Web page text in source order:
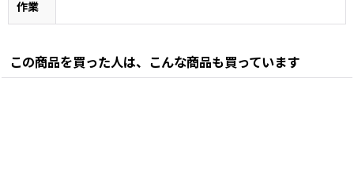
作業
この商品を買った人は、こんな商品も買っています